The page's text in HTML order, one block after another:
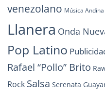
venezolano Música Andina
Llanera Onda
Pop Latino
Rafael “Pollo” Brito
Rock Salsa Serenata